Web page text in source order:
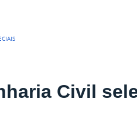
Civil